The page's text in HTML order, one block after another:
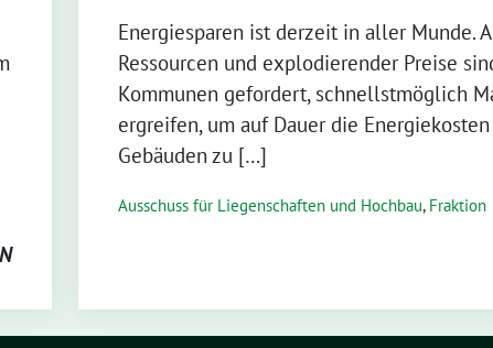
Energiesparen ist derzeit in aller Munde.
Ressourcen und explodierender Preise
Kommunen gefordert, schnellstmöglich
ergreifen, um auf Dauer die
Gebäuden zu […]
Ausschuss für Liegenschaften und Hochbau, Fraktion